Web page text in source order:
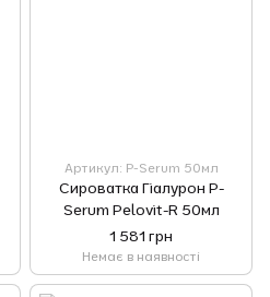
Артикул: P-Serum 50мл
Сироватка Гіалурон P-
Serum Pelovit-R 50мл
1 581 грн
Немає в наявності